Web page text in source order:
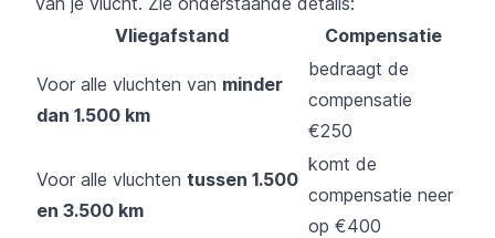
Vliegafstand
Compensatie
Voor alle vluchten van minder
dan 1.500 km
bedraagt de
compensatie
€250
Voor alle vluchten tussen 1.500
en 3.500 km
komt de
compensatie neer
op €400